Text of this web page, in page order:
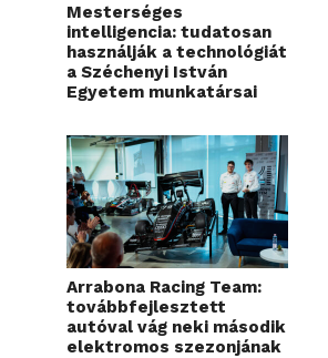
Mesterséges
intelligencia: tudatosan
használják a technológiát
a Széchenyi István
Egyetem munkatársai
Arrabona Racing Team:
továbbfejlesztett
autóval vág neki második
elektromos szezonjának